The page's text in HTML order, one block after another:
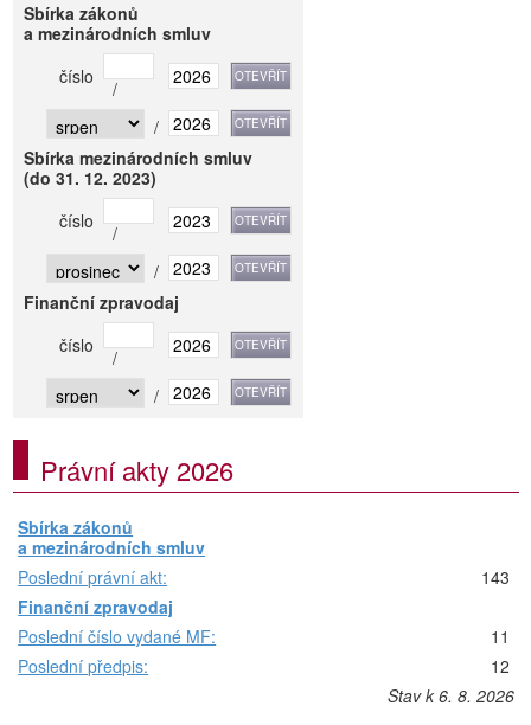
Sbírka zákonů
a mezinárodních smluv
číslo
/
/
Sbírka mezinárodních smluv
(do 31. 12. 2023)
číslo
/
/
Finanční zpravodaj
číslo
/
/
Právní akty 2026
Sbírka zákonů
a mezinárodních smluv
Poslední právní akt:
143
Finanční zpravodaj
Poslední číslo vydané MF:
11
Poslední předpis:
12
Stav k 6. 8. 2026